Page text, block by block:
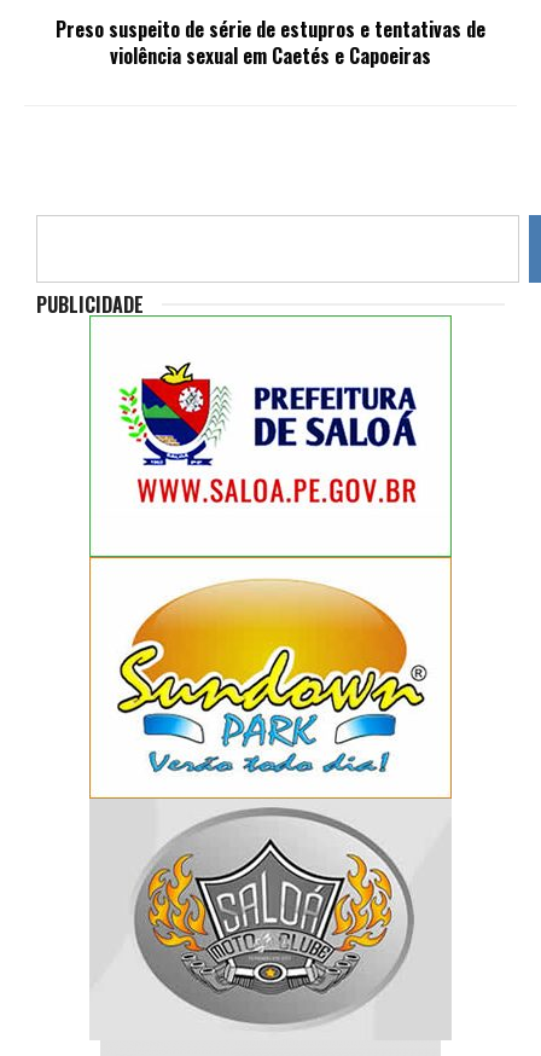
Preso suspeito de série de estupros e tentativas de
violência sexual em Caetés e Capoeiras
PUBLICIDADE